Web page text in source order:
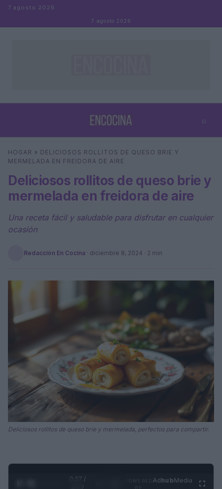
Saltar al contenido
7 agosto 2026
7 agosto 2026
⌕
Buscar
HOGAR » DELICIOSOS ROLLITOS DE QUESO BRIE Y
MERMELADA EN FREIDORA DE AIRE
Deliciosos rollitos de queso brie y
mermelada en freidora de aire
Una receta fácil y saludable para disfrutar en cualquier
ocasión
Redacción En Cocina · diciembre 8, 2024 · 2 min
Deliciosos rollitos de queso brie y mermelada, perfectos para compartir.
0:28 /
AdhubMedia